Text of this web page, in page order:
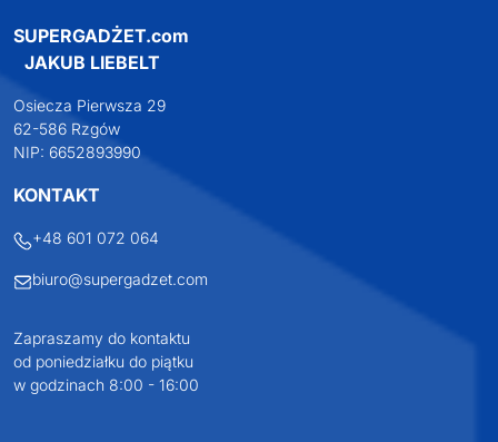
SUPERGADŻET.com
JAKUB LIEBELT
Osiecza Pierwsza 29
62-586 Rzgów
NIP: 6652893990
KONTAKT
+48 601 072 064
biuro@supergadzet.com
Zapraszamy do kontaktu
od poniedziałku do piątku
w godzinach 8:00 - 16:00